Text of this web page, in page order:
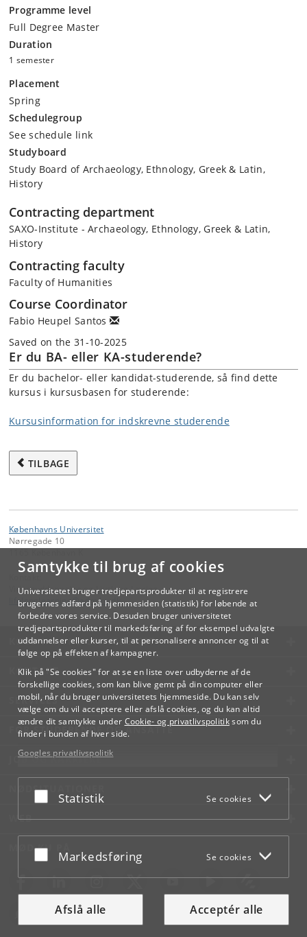
Samtykke til brug af cookies
Universitetet bruger tredjepartsprodukter til at registrere
brugernes adfærd på hjemmesiden (statistik) for løbende at
forbedre vores service. Desuden bruger universitetet
tredjepartsprodukter til markedsføring af for eksempel udvalgte
uddannelser eller kurser, til at personalisere annoncer og til at
følge op på effekten af kampagner.
Klik på "Se cookies" for at se en liste over udbyderne af de
forskellige cookies, som kan blive gemt på din computer eller
mobil, når du bruger universitetets hjemmeside. Du kan selv
vælge om du vil acceptere eller afslå cookies, og du kan altid
ændre dit samtykke under Cookie- og privatlivspolitiksom du
finder i bunden af hver side.
Googles privatlivspolitik
Acceptér eller afslå
Statistik Se cookies
Acceptér eller afslå
Markedsføring Se cookies
Afslå alle Acceptér alle
Programme level
Full Degree Master
Duration
1 semester
Placement
Spring
Schedulegroup
See schedule link
Studyboard
Study Board of Archaeology, Ethnology, Greek & Latin,
History
Contracting department
SAXO-Institute - Archaeology, Ethnology, Greek & Latin,
History
Contracting faculty
Faculty of Humanities
Course Coordinator
Fabio Heupel Santos
Saved on the 31-10-2025
Er du BA- eller KA-studerende?
Er du bachelor- eller kandidat-studerende, så find dette
kursus i kursusbasen for studerende:
Kursusinformation for indskrevne studerende
TILBAGE
Københavns Universitet
Nørregade 10
Videreuddannelse og Livslang Læring
lifelonglearning@adm.ku.dk
KØBENHAVNS UNIVERSITET
KONTAKT
SERVICES
FOR STUDERENDE OG ANSATTE
JOB OG KARRIERE
NØDSITUATIONER
WEB
MØD KU PÅ